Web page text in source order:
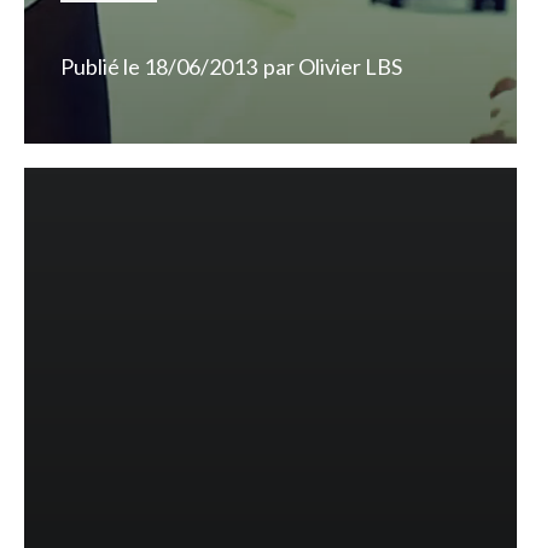
Publié le 18/06/2013 parOlivier LBS